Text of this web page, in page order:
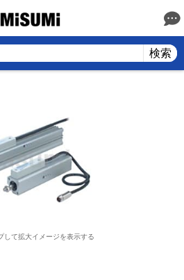
検索
して拡大イメージを表示する